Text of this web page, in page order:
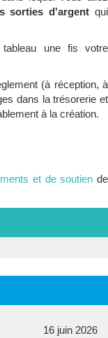
sorties d'argent qui
une fis votre
(à réception, à
dans la trésorerie et
à la création.
et de soutien de
16 juin 2026